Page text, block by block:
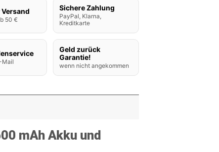
50 €
Sichere Zahlung
PayPal, Klarna,
Kreditkarte
Mail
Geld zurück
Garantie!
wenn nicht angekommen
mAh Akku und